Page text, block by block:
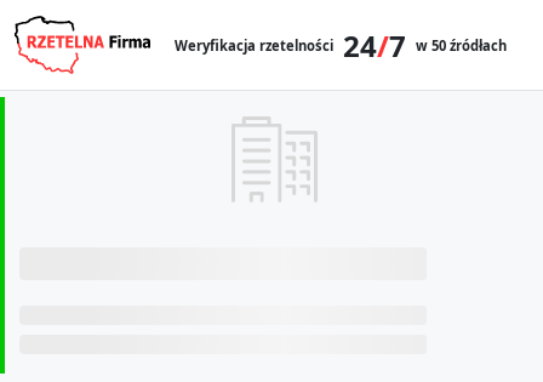
Weryfikacja rzetelności 24/7 w 50 źródłach